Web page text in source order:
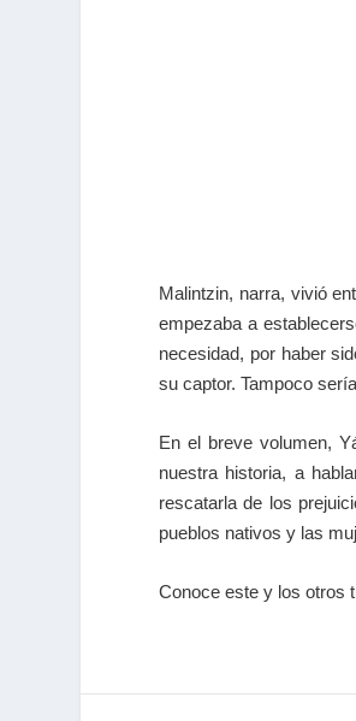
Malintzin, narra, vivió
empezaba a
necesidad, por haber
su captor. Tampoco
En el breve volumen,
nuestra historia, a
rescatarla de los
pueblos nativos y las
Conoce este y los otros